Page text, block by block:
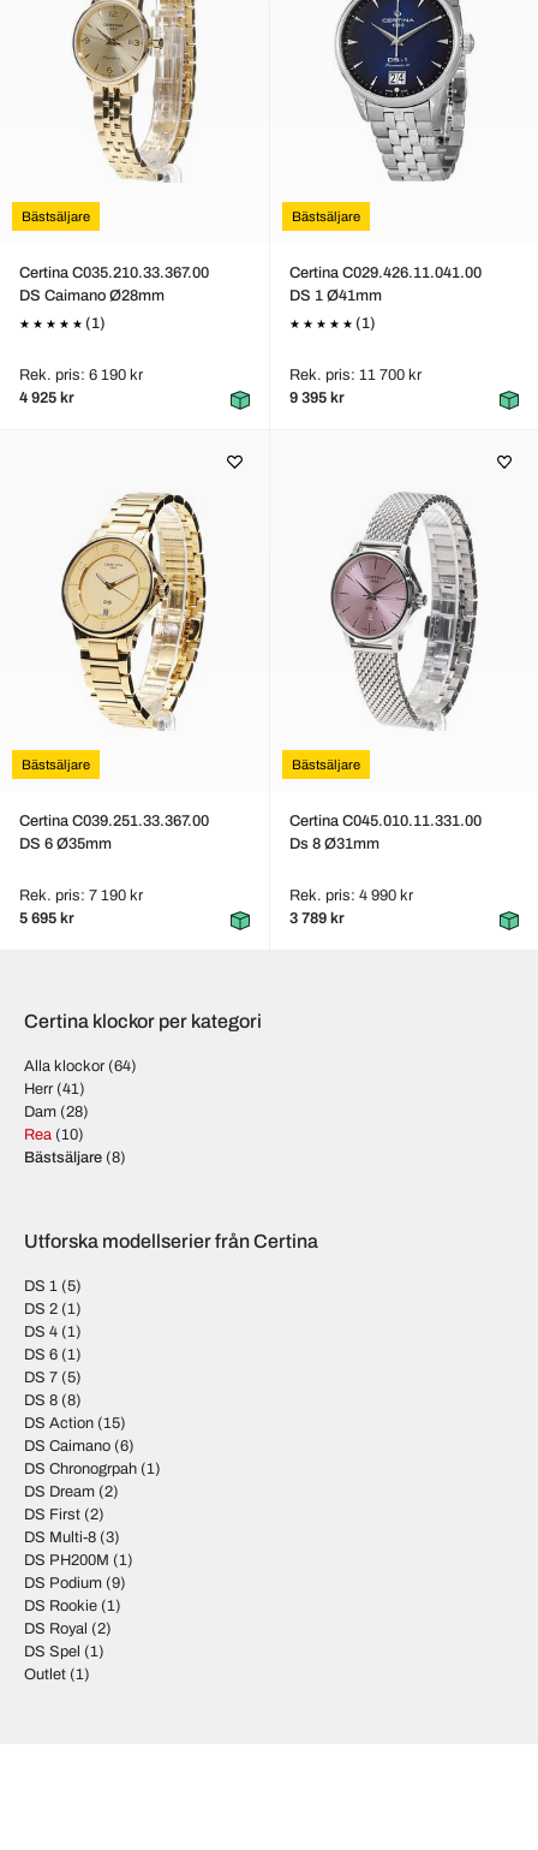
Bästsäljare
Certina C035.210.33.367.00
DS Caimano Ø28mm
(1)
Rek. pris: 6 190 kr
4 925 kr
Bästsäljare
Certina C029.426.11.041.00
DS 1 Ø41mm
(1)
Rek. pris: 11 700 kr
9 395 kr
Bästsäljare
Certina C039.251.33.367.00
DS 6 Ø35mm
Rek. pris: 7 190 kr
5 695 kr
Bästsäljare
Certina C045.010.11.331.00
Ds 8 Ø31mm
Rek. pris: 4 990 kr
3 789 kr
Certina klockor per kategori
Alla klockor (64)
Herr (41)
Dam (28)
Rea (10)
Bästsäljare (8)
Utforska modellserier från Certina
DS 1 (5)
DS 2 (1)
DS 4 (1)
DS 6 (1)
DS 7 (5)
DS 8 (8)
DS Action (15)
DS Caimano (6)
DS Chronogrpah (1)
DS Dream (2)
DS First (2)
DS Multi-8 (3)
DS PH200M (1)
DS Podium (9)
DS Rookie (1)
DS Royal (2)
DS Spel (1)
Outlet (1)